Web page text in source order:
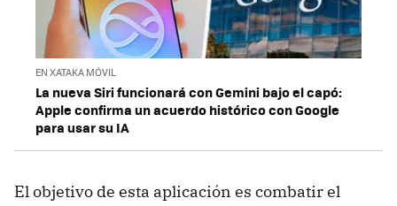
EN XATAKA MÓVIL
La nueva Siri funcionará con Gemini bajo el capó:
Apple confirma un acuerdo histórico con Google
para usar su IA
El objetivo de esta aplicación es combatir el